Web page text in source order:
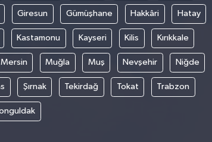
Giresun Gümüşhane Hakkâri Hatay
Kastamonu Kayseri Kilis Kırıkkale
Mersin Muğla Muş Nevşehir Niğde
Şırnak Tekirdağ Tokat Trabzon